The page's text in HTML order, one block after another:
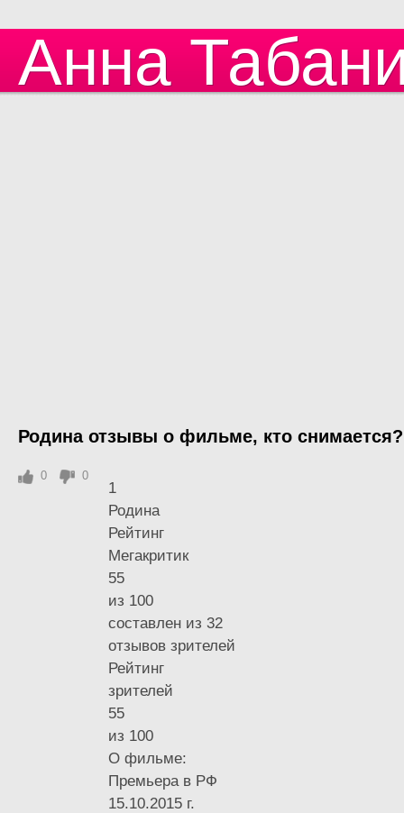
Анна
Родина отзывы о фильме, кто снимается?
1
Родина
Рейтинг
Мегакритик
55
из 100
составлен из 32
отзывов зрителей
Рейтинг
зрителей
55
из 100
О фильме:
Премьера в РФ
15.10.2015 г.
0 0